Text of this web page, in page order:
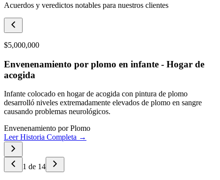
Acuerdos y veredictos notables para nuestros clientes
$5,000,000
Envenenamiento por plomo en infante - Hogar de
acogida
Infante colocado en hogar de acogida con pintura de plomo
desarrolló niveles extremadamente elevados de plomo en sangre
causando problemas neurológicos.
Envenenamiento por Plomo
Leer Historia Completa →
1 de 14